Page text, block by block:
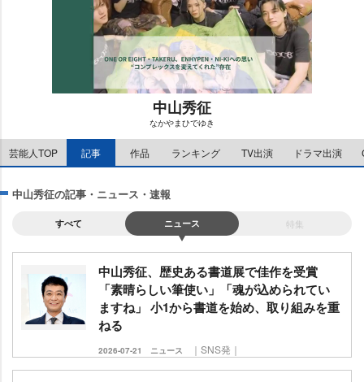
M
u
t
中山秀征
なかやまひでゆき
芸能人TOP 記事 作品 ランキング TV出演 ドラマ出演
中山秀征の記事・ニュース・速報
すべて ニュース 特集
中山秀征、歴史ある書道展で佳作を受賞
「素晴らしい筆使い」「魂が込められてい
ますね」 小1から書道を始め、取り組みを重
ねる
2026-07-21 ニュース ｜SNS発｜